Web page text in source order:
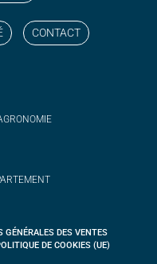
CONTACT
GÉNÉRALES DES VENTES
DE COOKIES (UE)